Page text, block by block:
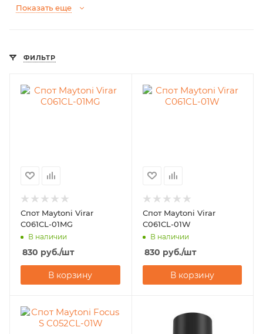
Показать еще
ФИЛЬТР
Спот Maytoni Virar
C061CL-01MG
В наличии
830 руб./шт
В корзину
Спот Maytoni Virar
C061CL-01W
В наличии
830 руб./шт
В корзину